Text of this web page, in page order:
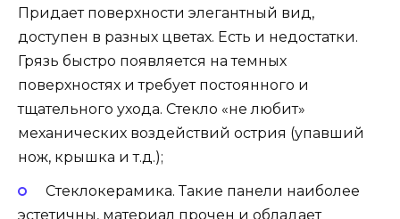
Придает поверхности элегантный вид,
доступен в разных цветах. Есть и недостатки.
Грязь быстро появляется на темных
поверхностях и требует постоянного и
тщательного ухода. Стекло «не любит»
механических воздействий острия (упавший
нож, крышка и т.д.);
Стеклокерамика. Такие панели наиболее
эстетичны, материал прочен и обладает